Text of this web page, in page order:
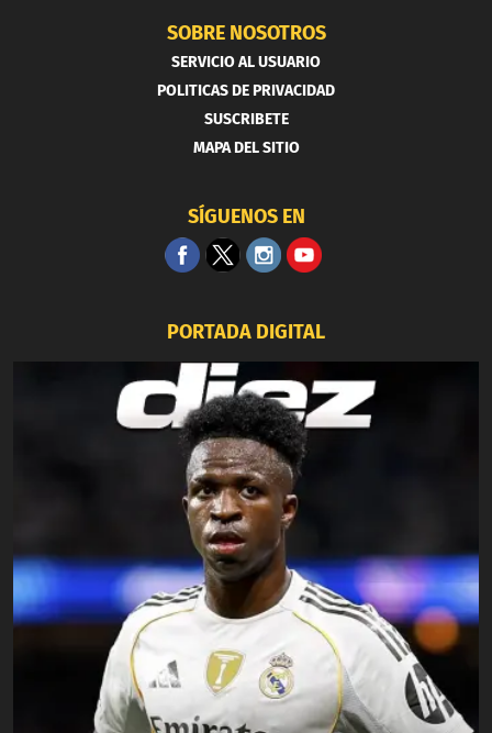
SOBRE NOSOTROS
SERVICIO AL USUARIO
POLITICAS DE PRIVACIDAD
SUSCRIBETE
MAPA DEL SITIO
SÍGUENOS EN
PORTADA DIGITAL